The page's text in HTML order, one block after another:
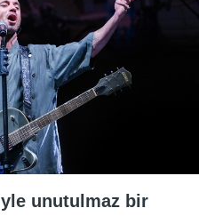
unutulmaz bir